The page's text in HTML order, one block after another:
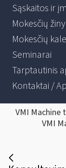
Sąskaitos ir
Mokesčių
Mokesčių
Seminarai
Tarptautinis
Kontaktai /
VMI
VMI